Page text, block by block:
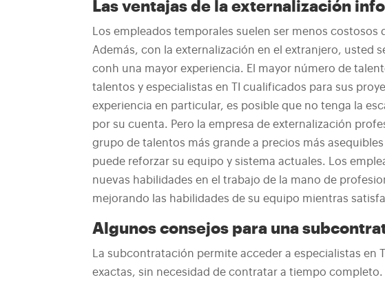
Las ventajas de la externalización
Los empleados temporales suelen ser menos
Además, con la externalización en el extranjero, usted
conh una mayor experiencia. El mayor número de
talentos y especialistas en TI cualificados para sus
experiencia en particular, es posible que no tenga la
por su cuenta. Pero la empresa de externalización
grupo de talentos más grande a precios más
puede reforzar su equipo y sistema actuales. Los
nuevas habilidades en el trabajo de la mano de
mejorando las habilidades de su equipo mientras
Algunos consejos para una
La subcontratación permite acceder a especialistas en
exactas, sin necesidad de contratar a tiempo